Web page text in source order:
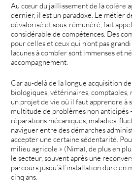
Au cœur du jaillissement de la colère
dernier, il est un paradoxe. Le métier
dévalorisé et sous-rémunéré, fait
considérable de compétences. Des
pour celles et ceux qui n’ont pas
lacunes à combler sont immenses et
accompagnement.
Car au-delà de la longue acquisition
biologiques, vétérinaires,
un projet de vie où il faut apprendre à
multitude de problèmes non anticipés
réparations mécaniques, maladies,
naviguer entre des démarches
accepter une certaine sédentarité.
milieu agricole » (Nima), de plus en
le secteur, souvent après une
parcours jusqu’à l’installation dure
cinq ans.